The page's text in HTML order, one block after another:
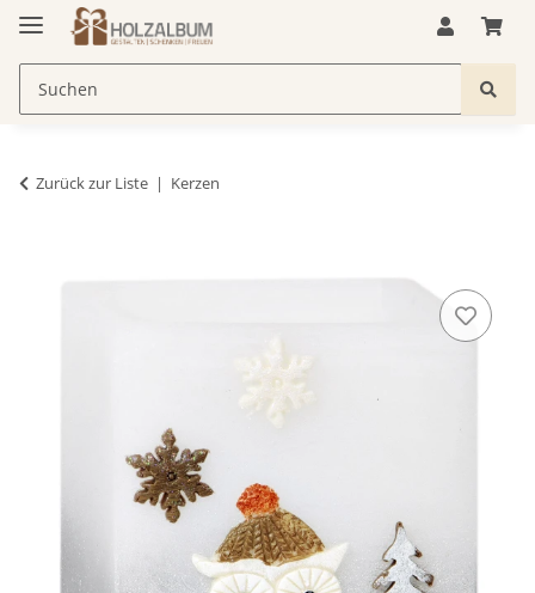
Zurück zur Liste Kerzen